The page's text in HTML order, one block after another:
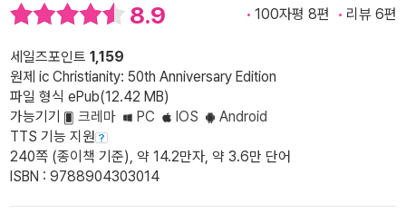
8.9 100자평 8편 리뷰 6편
세일즈포인트 1,159
원제 ic Christianity: 50th Anniversary Edition
파일 형식 ePub(12.42 MB)
가능기기
크레마 PC IOS
Android
TTS 기능 지원
240쪽 (종이책 기준), 약 14.2만자, 약 3.6만 단어
ISBN : 9788904303014